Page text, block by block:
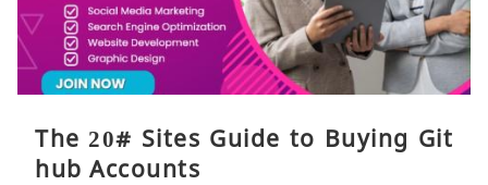
The 20# Sites Guide to Buying Git
hub Accounts